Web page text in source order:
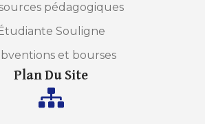
pédagogiques
Souligne
et bourses
Plan Du Site